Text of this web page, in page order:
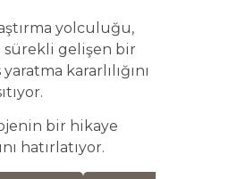
yolculuğu,
sürekli gelişen bir
kararlılığını
bir hikaye
hatırlatıyor.